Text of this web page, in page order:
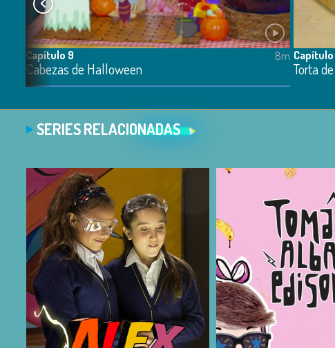
Capítulo 9
Cabezas de Halloween
8m Capítulo
Torta
SERIES RELACIONADAS